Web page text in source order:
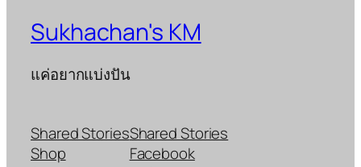
Sukhachan's KM
แค่อยากแบ่งปัน
Shared Stories
Shop
Shared Stories
Facebook